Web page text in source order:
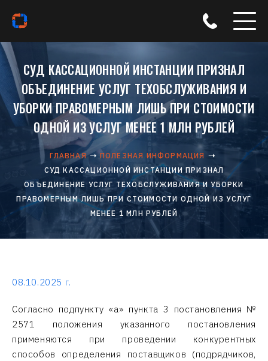
СУД КАССАЦИОННОЙ ИНСТАНЦИИ ПРИЗНАЛ
ОБЪЕДИНЕНИЕ УСЛУГ ТЕХОБСЛУЖИВАНИЯ И
УБОРКИ ПРАВОМЕРНЫМ ЛИШЬ ПРИ СТОИМОСТИ
ОДНОЙ ИЗ УСЛУГ МЕНЕЕ 1 МЛН РУБЛЕЙ
ГЛАВНАЯ
ПОЛЕЗНАЯ ИНФОРМАЦИЯ
СУД КАССАЦИОННОЙ ИНСТАНЦИИ ПРИЗНАЛ
ОБЪЕДИНЕНИЕ УСЛУГ ТЕХОБСЛУЖИВАНИЯ И УБОРКИ
ПРАВОМЕРНЫМ ЛИШЬ ПРИ СТОИМОСТИ ОДНОЙ ИЗ УСЛУГ
МЕНЕЕ 1 МЛН РУБЛЕЙ
08.10.2025 г.
Согласно подпункту «а» пункта 3 постановления №
2571 положения указанного постановления
применяются при проведении конкурентных
способов определения поставщиков (подрядчиков,